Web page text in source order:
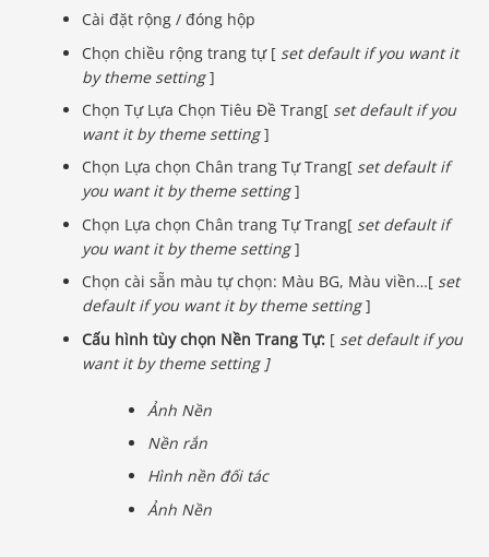
Cài đặt rộng / đóng hộp
Chọn chiều rộng trang tự [ set default if you want it
by theme setting]
Chọn Tự Lựa Chọn Tiêu Đề Trang[ set default if you
want it by theme setting]
Chọn Lựa chọn Chân trang Tự Trang[ set default if
you want it by theme setting]
Chọn Lựa chọn Chân trang Tự Trang[ set default if
you want it by theme setting]
Chọn cài sẵn màu tự chọn: Màu BG, Màu viền…[ set
default if you want it by theme setting]
Cấu hình tùy chọn Nền Trang Tự: [ set default if you
want it by theme setting ]
Ảnh Nền
Nền rắn
Hình nền đối tác
Ảnh Nền